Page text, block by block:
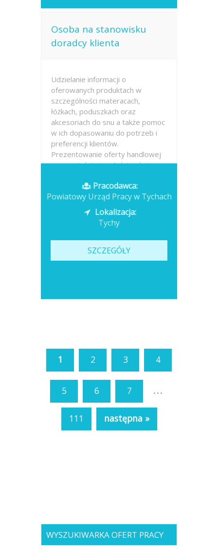
Osoba na stanowisku
doradcy klienta
Udzielanie informacji o
oferowanych produktach w
szczególności materacach,
łóżkach, poduszkach oraz
akcesoriach do snu a także pomoc
w ich dopasowaniu do potrzeb i
preferencji klientów.
Prezentowanie oferty handlowej
oraz wyjaśnianie właściwości i
Opublikowano: wczoraj
Pracodawca:
Powiatowy Urząd Pracy w Tychach
Lokalizacja:
Tychy
SZCZEGÓŁY
1 2 3 4
5 6 7 ...
111 następna »
WYSZUKIWARKA OFERT PRACY